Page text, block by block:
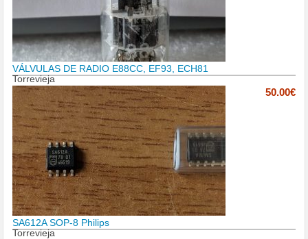
VÁLVULAS DE RADIO E88CC, EF93, ECH81
Torrevieja
50.00€
SA612A SOP-8 Philips
Torrevieja